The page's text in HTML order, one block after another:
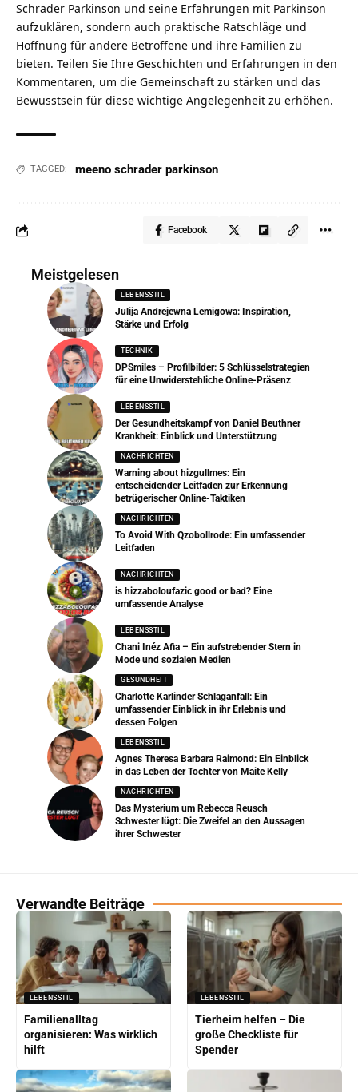
Schrader Parkinson und seine Erfahrungen mit Parkinson
aufzuklären, sondern auch praktische Ratschläge und
Hoffnung für andere Betroffene und ihre Familien zu
bieten. Teilen Sie Ihre Geschichten und Erfahrungen in den
Kommentaren, um die Gemeinschaft zu stärken und das
Bewusstsein für diese wichtige Angelegenheit zu erhöhen.
TAGGED: meeno schrader parkinson
Facebook
Meistgelesen
LEBENSSTIL
Julija Andrejewna Lemigowa: Inspiration,
Stärke und Erfolg
TECHNIK
DPSmiles – Profilbilder: 5 Schlüsselstrategien
für eine Unwiderstehliche Online-Präsenz
LEBENSSTIL
Der Gesundheitskampf von Daniel Beuthner
Krankheit: Einblick und Unterstützung
NACHRICHTEN
Warning about hizgullmes: Ein
entscheidender Leitfaden zur Erkennung
betrügerischer Online-Taktiken
NACHRICHTEN
To Avoid With Qzobollrode: Ein umfassender
Leitfaden
NACHRICHTEN
is hizzaboloufazic good or bad? Eine
umfassende Analyse
LEBENSSTIL
Chani Inéz Afia – Ein aufstrebender Stern in
Mode und sozialen Medien
GESUNDHEIT
Charlotte Karlinder Schlaganfall: Ein
umfassender Einblick in ihr Erlebnis und
dessen Folgen
LEBENSSTIL
Agnes Theresa Barbara Raimond: Ein Einblick
in das Leben der Tochter von Maite Kelly
NACHRICHTEN
Das Mysterium um Rebecca Reusch
Schwester lügt: Die Zweifel an den Aussagen
ihrer Schwester
Verwandte Beiträge
LEBENSSTIL
Familienalltag
organisieren: Was wirklich
hilft
LEBENSSTIL
Tierheim helfen – Die
große Checkliste für
Spender